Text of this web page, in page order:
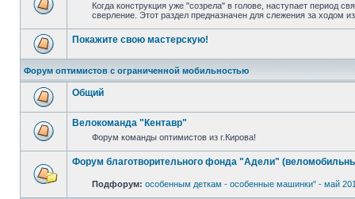
Когда конструкция уже "созрела" в голове, наступает период
сверление. Этот раздел предназначен для слежения за ходом
Покажите свою мастерскую!
Форум оптимистов с ограниченной мобильностью
Общий
Велокоманда "Кентавр"
Форум команды оптимистов из г.Кирова!
Форум благотворительного фонда "Адели"
Подфорум: особенным деткам - особенные машинки" - май